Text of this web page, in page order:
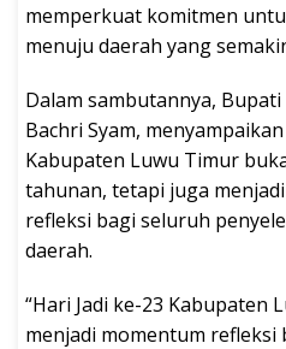
memperkuat komitmen
menuju daerah yang
Dalam sambutannya,
Bachri Syam,
Kabupaten Luwu Timur
tahunan, tetapi juga
refleksi bagi seluruh
daerah.
“Hari Jadi ke-23 Kabupaten
menjadi momentum refleksi